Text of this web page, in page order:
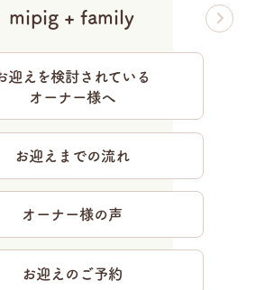
mipig + family
迎えを検討されている
オーナー様へ
お迎えまでの流れ
オーナー様の声
お迎えのご予約